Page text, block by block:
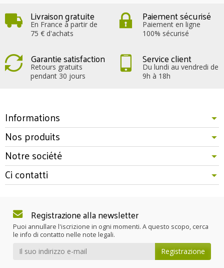
Livraison gratuite
En France à partir de
75 € d'achats
Paiement sécurisé
Paiement en ligne
100% sécurisé
Garantie satisfaction
Retours gratuits
pendant 30 jours
Service client
Du lundi au vendredi de
9h à 18h
Informations
Nos produits
Notre société
Ci contatti
Registrazione alla newsletter
Puoi annullare l'iscrizione in ogni momenti. A questo scopo, cerca
le info di contatto nelle note legali.